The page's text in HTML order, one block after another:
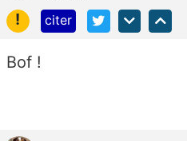
!
citer
Bof !